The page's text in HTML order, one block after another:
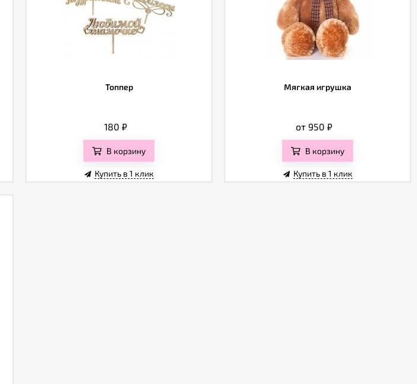
Топпер
180 ₽
В корзину
Купить в 1 клик
Мягкая игрушка
от 950 ₽
В корзину
Купить в 1 клик